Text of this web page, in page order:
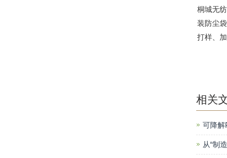
桐城无
装防尘
打样、
相关
可降解
从“制